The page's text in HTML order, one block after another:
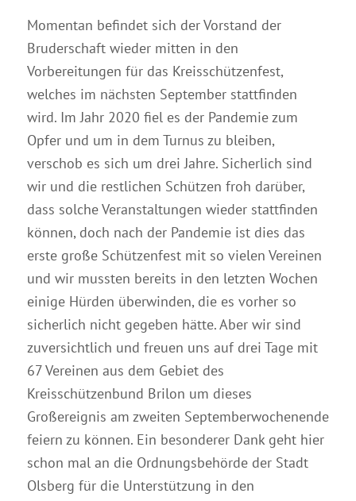
Momentan befindet sich der Vorstand der
Bruderschaft wieder mitten in den
Vorbereitungen für das Kreisschützenfest,
welches im nächsten September stattfinden
wird. Im Jahr 2020 fiel es der Pandemie zum
Opfer und um in dem Turnus zu bleiben,
verschob es sich um drei Jahre. Sicherlich sind
wir und die restlichen Schützen froh darüber,
dass solche Veranstaltungen wieder stattfinden
können, doch nach der Pandemie ist dies das
erste große Schützenfest mit so vielen Vereinen
und wir mussten bereits in den letzten Wochen
einige Hürden überwinden, die es vorher so
sicherlich nicht gegeben hätte. Aber wir sind
zuversichtlich und freuen uns auf drei Tage mit
67 Vereinen aus dem Gebiet des
Kreisschützenbund Brilon um dieses
Großereignis am zweiten Septemberwochenende
feiern zu können. Ein besonderer Dank geht hier
schon mal an die Ordnungsbehörde der Stadt
Olsberg für die Unterstützung in den